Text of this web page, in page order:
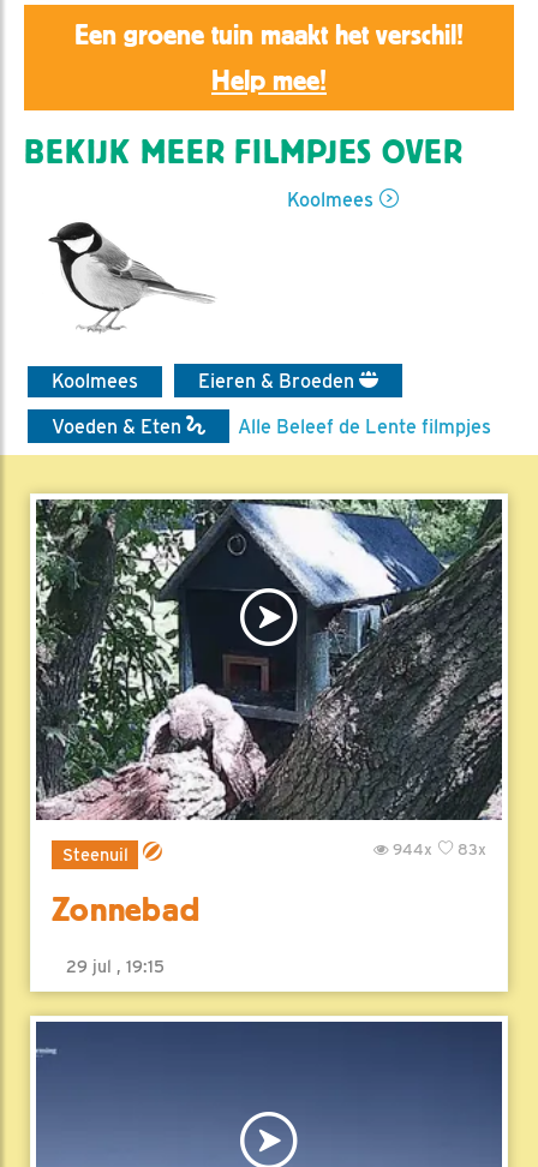
Een groene tuin maakt het verschil!
Help mee!
BEKIJK MEER FILMPJES OVER
Koolmees
Koolmees
Eieren & Broeden
Voeden & Eten
Alle Beleef de Lente filmpjes
Steenuil 83x
944x
Zonnebad
29 jul , 19:15